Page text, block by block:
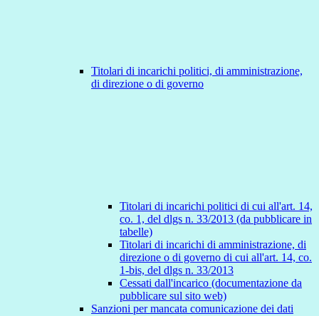
Titolari di incarichi politici, di amministrazione,
di direzione o di governo
Titolari di incarichi politici di cui all'art. 14,
co. 1, del dlgs n. 33/2013 (da pubblicare in
tabelle)
Titolari di incarichi di amministrazione, di
direzione o di governo di cui all'art. 14, co.
1-bis, del dlgs n. 33/2013
Cessati dall'incarico (documentazione da
pubblicare sul sito web)
Sanzioni per mancata comunicazione dei dati